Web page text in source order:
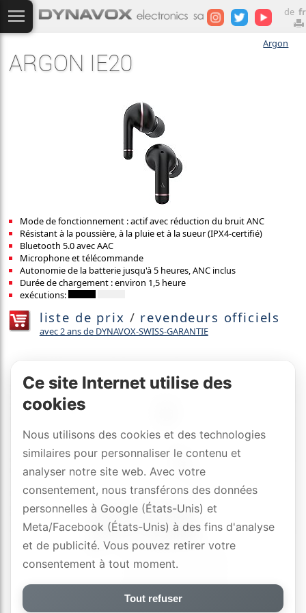
de fr
Argon
ARGON IE20
Mode de fonctionnement : actif avec réduction du bruit ANC
Résistant à la poussière, à la pluie et à la sueur (IPX4-certifié)
Bluetooth 5.0 avec AAC
Microphone et télécommande
Autonomie de la batterie jusqu'à 5 heures, ANC inclus
Durée de chargement : environ 1,5 heure
exécutions:
liste de prix / revendeurs officiels
avec 2 ans de DYNAVOX-SWISS-GARANTIE
Ce site Internet utilise des
cookies
Nous utilisons des cookies et des technologies
similaires pour personnaliser le contenu et
analyser notre site web. Avec votre
consentement, nous transférons des données
personnelles à Google (États-Unis) et
Meta/Facebook (États-Unis) à des fins d'analyse
et de publicité. Vous pouvez retirer votre
consentement à tout moment.
Tout refuser